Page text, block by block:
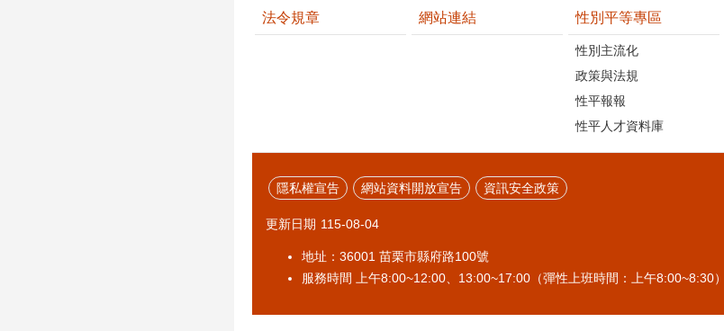
法令規章 網站連結 性別平等專區
性別主流化
政策與法規
性平報報
性平人才資料庫
隱私權宣告 網站資料開放宣告 資訊安全政策
更新日期 115-08-04
地址：36001 苗栗市縣府路100號
服務時間 上午8:00~12:00、13:00~17:00（彈性上班時間：上午8:00~8:30）